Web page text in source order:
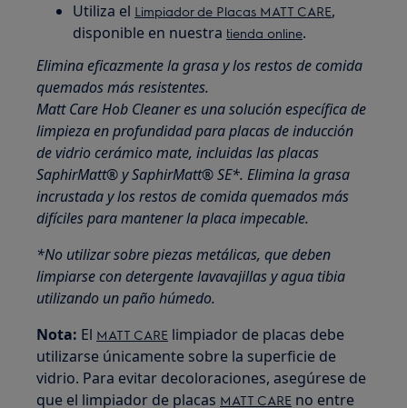
Utiliza el Limpiador de Placas MATT CARE,
disponible en nuestra tienda online.
Elimina eficazmente la grasa y los restos de comida
quemados más resistentes.
Matt Care Hob Cleaner es una solución específica de
limpieza en profundidad para placas de inducción
de vidrio cerámico mate, incluidas las placas
SaphirMatt® y SaphirMatt® SE*. Elimina la grasa
incrustada y los restos de comida quemados más
difíciles para mantener la placa impecable.
*No utilizar sobre piezas metálicas, que deben
limpiarse con detergente lavavajillas y agua tibia
utilizando un paño húmedo.
Nota: El MATT CARE limpiador de placas debe
utilizarse únicamente sobre la superficie de
vidrio. Para evitar decoloraciones, asegúrese de
que el limpiador de placas MATT CARE no entre